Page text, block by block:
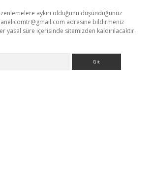
aykırı olduğunu düşündüğünüz
adresine bildirmeniz
yasal süre içerisinde sitemizden kaldırılacaktır.